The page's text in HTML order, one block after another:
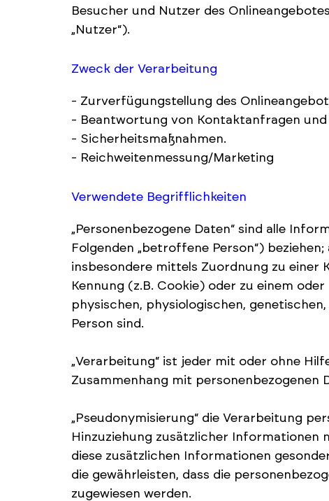
Besucher und Nutzer des
„Nutzer“).
Zweck der Verarbeitung
- Zurverfügungstellung des
- Beantwortung von Kontaktanfragen
- Sicherheitsmaßnahmen.
- Reichweitenmessung/Marketing
Verwendete Begrifflichkeiten
„Personenbezogene Daten“ sind alle
Folgenden „betroffene Person“)
insbesondere mittels Zuordnung zu einer
Kennung (z.B. Cookie) oder zu einem
physischen, physiologischen,
Person sind.
„Verarbeitung“ ist jeder mit oder ohne
Zusammenhang mit
„Pseudonymisierung“ die Verarbeitung
Hinzuziehung zusätzlicher
diese zusätzlichen Informationen
die gewährleisten, dass die
zugewiesen werden.